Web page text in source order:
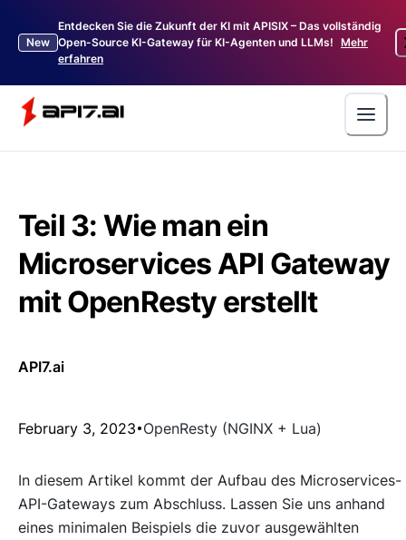
New
Entdecken Sie die Zukunft der KI mit APISIX – Das vollständig
Open-Source KI-Gateway für KI-Agenten und LLMs! Mehr
erfahren
Teil 3: Wie man ein
Microservices API Gateway
mit OpenResty erstellt
API7.ai
February 3, 2023 OpenResty (NGINX + Lua)
In diesem Artikel kommt der Aufbau des Microservices-
API-Gateways zum Abschluss. Lassen Sie uns anhand
eines minimalen Beispiels die zuvor ausgewählten